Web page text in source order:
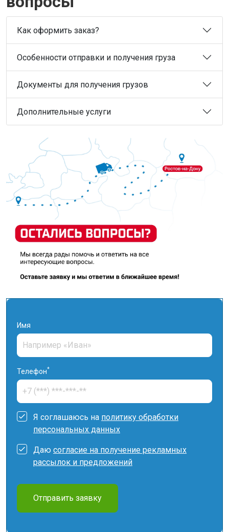
Как оформить заказ?
Особенности отправки и получения груза
Документы для получения грузов
Дополнительные услуги
Имя
Телефон*
Я соглашаюсь на политику обработки
персональных данных
Даю согласие на получение рекламных
рассылок и предложений
Отправить заявку